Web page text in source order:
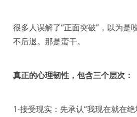
很多人误解了“正面突破”，以为是
不后退。那是蛮干。
真正的心理韧性，包含三个层次：
1-接受现实：先承认“我现在就在